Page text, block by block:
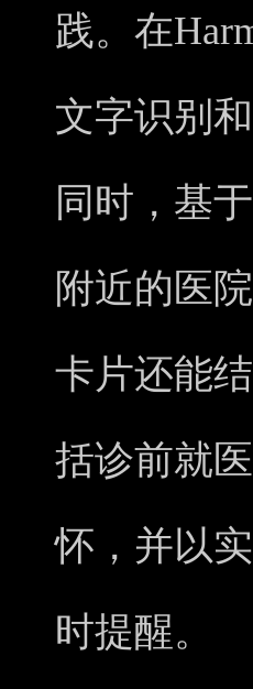
践。在
文字识别
同时，基
附近的医
卡片还能
括诊前就
怀，并以
时提醒。